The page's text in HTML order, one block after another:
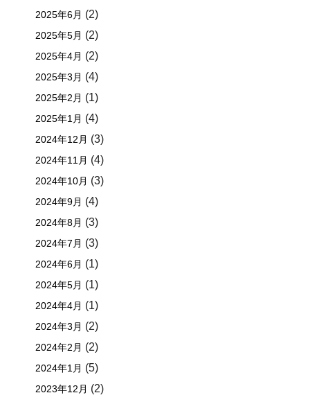
2025年6月 (2)
2025年5月 (2)
2025年4月 (2)
2025年3月 (4)
2025年2月 (1)
2025年1月 (4)
2024年12月 (3)
2024年11月 (4)
2024年10月 (3)
2024年9月 (4)
2024年8月 (3)
2024年7月 (3)
2024年6月 (1)
2024年5月 (1)
2024年4月 (1)
2024年3月 (2)
2024年2月 (2)
2024年1月 (5)
2023年12月 (2)